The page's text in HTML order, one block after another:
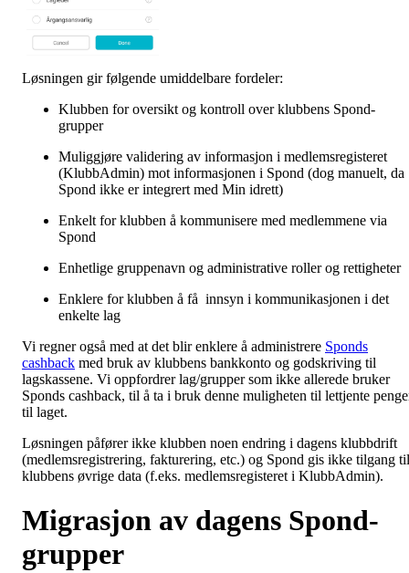
Løsningen gir følgende umiddelbare fordeler:
Klubben for oversikt og kontroll over klubbens Spond-
grupper
Muliggjøre validering av informasjon i medlemsregisteret
(KlubbAdmin) mot informasjonen i Spond (dog manuelt, da
Spond ikke er integrert med Min idrett)
Enkelt for klubben å kommunisere med medlemmene via
Spond
Enhetlige gruppenavn og administrative roller og rettigheter
Enklere for klubben å få innsyn i kommunikasjonen i det
enkelte lag
Vi regner også med at det blir enklere å administrere Sponds
cashback med bruk av klubbens bankkonto og godskriving til
lagskassene. Vi oppfordrer lag/grupper som ikke allerede bruker
Sponds cashback, til å ta i bruk denne muligheten til lettjente
til laget.
Løsningen påfører ikke klubben noen endring i dagens klubbdrift
(medlemsregistrering, fakturering, etc.) og Spond gis ikke tilgang til
klubbens øvrige data (f.eks. medlemsregisteret i KlubbAdmin).
Migrasjon av dagens Spond-
grupper